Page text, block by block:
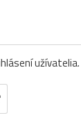
užívatelia.